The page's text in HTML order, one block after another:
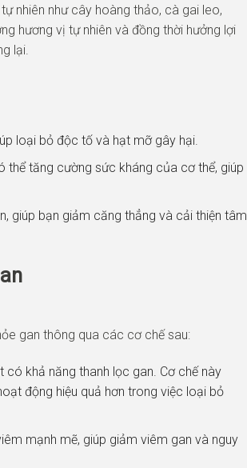
nhiên như cây hoàng thảo, cà gai leo,
hương vị tự nhiên và đồng thời hưởng lợi
lại.
loại bỏ độc tố và hạt mỡ gây hại.
tăng cường sức kháng của cơ thể, giúp
giúp bạn giảm căng thẳng và cải thiện tâm
gan thông qua các cơ chế sau:
khả năng thanh lọc gan. Cơ chế này
động hiệu quả hơn trong việc loại bỏ
mạnh mẽ, giúp giảm viêm gan và nguy